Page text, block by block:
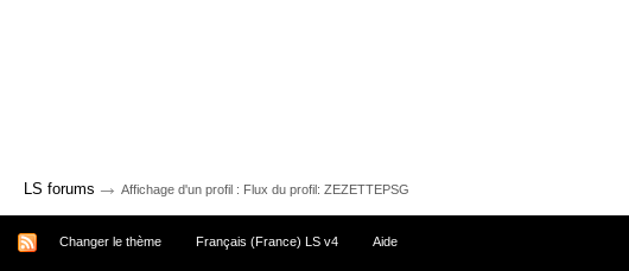
LS forums → Affichage d'un profil : Flux du profil: ZEZETTEPSG
Changer le thème Français (France) LS v4 Aide